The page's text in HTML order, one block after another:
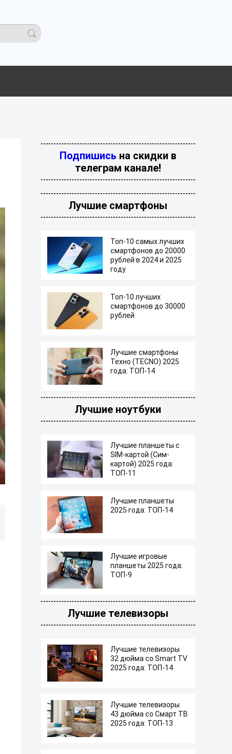
Подпишись на скидки в
телеграм канале!
Лучшие смартфоны
Топ-10 самых лучших
смартфонов до 20000
рублей в 2024 и 2025
году
Топ-10 лучших
смартфонов до 30000
рублей
Лучшие смартфоны
Техно (TECNO) 2025
года: ТОП-14
Лучшие ноутбуки
Лучшие планшеты с
SIM-картой (Сим-
картой) 2025 года:
ТОП-11
Лучшие планшеты
2025 года: ТОП-14
Лучшие игровые
планшеты 2025 года:
ТОП-9
Лучшие телевизоры
Лучшие телевизоры
32 дюйма со Smart TV
2025 года: ТОП-14
Лучшие телевизоры
43 дюйма со Смарт ТВ
2025 года: ТОП-13